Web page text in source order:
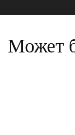
Может